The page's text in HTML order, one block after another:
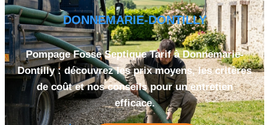
DONNEMARIE-DONTILLY
Pompage Fosse Septique Tarif à Donnemarie-
Dontilly : découvrez les prix moyens, les critères
de coût et nos conseils pour un entretien
efficace.